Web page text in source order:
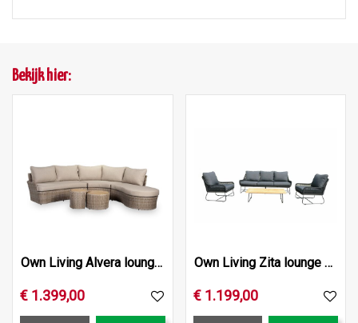
Bekijk hier:
Own Living Alvera lounge set , Mexican sand
€ 1.399,00
Own Living Zita lounge set (4), Black
€ 1.199,00